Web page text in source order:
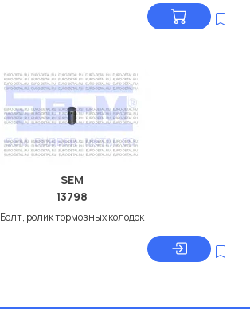
SEM
13798
Болт, ролик тормозных колодок